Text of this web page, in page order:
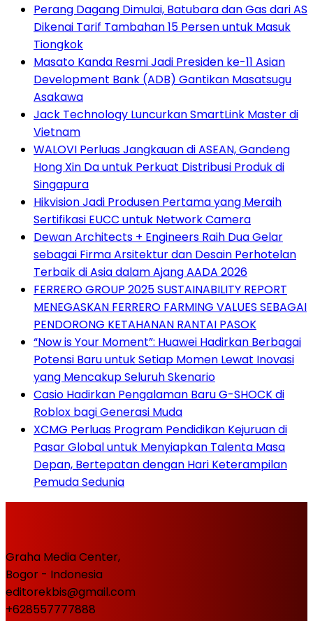
Perang Dagang Dimulai, Batubara dan Gas dari AS
Dikenai Tarif Tambahan 15 Persen untuk Masuk
Tiongkok
Masato Kanda Resmi Jadi Presiden ke-11 Asian
Development Bank (ADB) Gantikan Masatsugu
Asakawa
Jack Technology Luncurkan SmartLink Master di
Vietnam
WALOVI Perluas Jangkauan di ASEAN, Gandeng
Hong Xin Da untuk Perkuat Distribusi Produk di
Singapura
Hikvision Jadi Produsen Pertama yang Meraih
Sertifikasi EUCC untuk Network Camera
Dewan Architects + Engineers Raih Dua Gelar
sebagai Firma Arsitektur dan Desain Perhotelan
Terbaik di Asia dalam Ajang AADA 2026
FERRERO GROUP 2025 SUSTAINABILITY REPORT
MENEGASKAN FERRERO FARMING VALUES SEBAGAI
PENDORONG KETAHANAN RANTAI PASOK
“Now is Your Moment”: Huawei Hadirkan Berbagai
Potensi Baru untuk Setiap Momen Lewat Inovasi
yang Mencakup Seluruh Skenario
Casio Hadirkan Pengalaman Baru G-SHOCK di
Roblox bagi Generasi Muda
XCMG Perluas Program Pendidikan Kejuruan di
Pasar Global untuk Menyiapkan Talenta Masa
Depan, Bertepatan dengan Hari Keterampilan
Pemuda Sedunia
Graha Media Center,
Bogor - Indonesia
editorekbis@gmail.com
+628557777888